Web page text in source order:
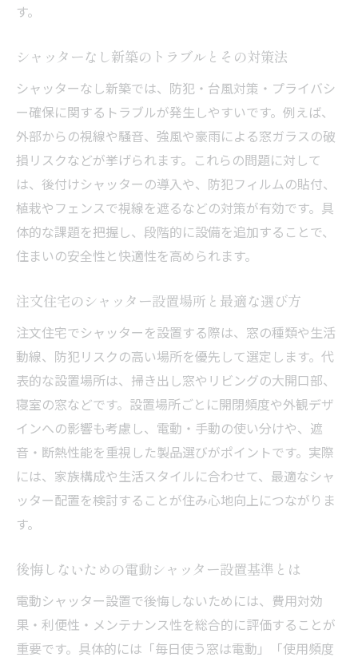
す。
シャッターなし新築のトラブルとその対策法
シャッターなし新築では、防犯・台風対策・プライバシ
ー確保に関するトラブルが発生しやすいです。例えば、
外部からの視線や騒音、強風や豪雨による窓ガラスの破
損リスクなどが挙げられます。これらの問題に対して
は、後付けシャッターの導入や、防犯フィルムの貼付、
植栽やフェンスで視線を遮るなどの対策が有効です。具
体的な課題を把握し、段階的に設備を追加することで、
住まいの安全性と快適性を高められます。
注文住宅のシャッター設置場所と最適な選び方
注文住宅でシャッターを設置する際は、窓の種類や生活
動線、防犯リスクの高い場所を優先して選定します。代
表的な設置場所は、掃き出し窓やリビングの大開口部、
寝室の窓などです。設置場所ごとに開閉頻度や外観デザ
インへの影響も考慮し、電動・手動の使い分けや、遮
音・断熱性能を重視した製品選びがポイントです。実際
には、家族構成や生活スタイルに合わせて、最適なシャ
ッター配置を検討することが住み心地向上につながりま
す。
後悔しないための電動シャッター設置基準とは
電動シャッター設置で後悔しないためには、費用対効
果・利便性・メンテナンス性を総合的に評価することが
重要です。具体的には「毎日使う窓は電動」「使用頻度